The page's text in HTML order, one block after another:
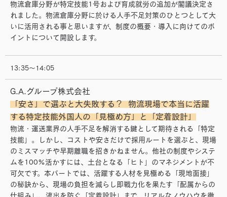
物流倉庫分野が特定技能1号および育成就労の追加が閣議決定さ
れました。物流倉庫分野に於ける人手不足対策のひとつとして大
いに活用される事と思いますが、制度の概要・導入に向けてのポ
イントについて開設します。
13:35～14:05
G.A.グループ株式会社
「安さ」で選ぶと大失敗する？ 物流現場で本当に活躍
する特定技能外国人の「見極め方」と「定着設計」
物流・運送業界の人手不足を解消する鍵として期待される「特定
技能」。しかし、コストや安さだけで採用ルートを選ぶと、現場
のミスマッチや早期離職を招きかねません。他社の制度やシステ
ムを100%活かすには、土台となる「ヒト」のマネジメントが不
可欠です。本パートでは、活躍する人材を見極める「現地面接」
の秘訣から、現場の負担を減らし即戦力化を果たす「配属からの
仕組み」、流出を防ぐ「定着設計」まで、リアルなノウハウを徹